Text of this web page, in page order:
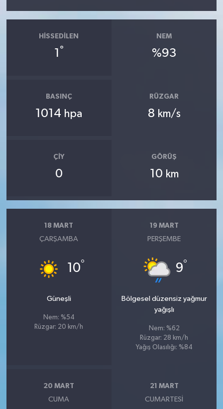
HISSEDILEN
1 °
NEM
%93
BASINÇ
1014 hpa
RÜZGAR
8 km/s
ÇIY
0
GÖRÜŞ
10 km
18 MART
ÇARŞAMBA
10°
Güneşli
Nem: %54
Rüzgar: 20 km/h
19 MART
PERŞEMBE
9°
Bölgesel düzensiz yağmur
yağışlı
Nem: %62
Rüzgar: 28 km/h
Yağış Olasılığı: %84
20 MART
CUMA
21 MART
CUMARTESI